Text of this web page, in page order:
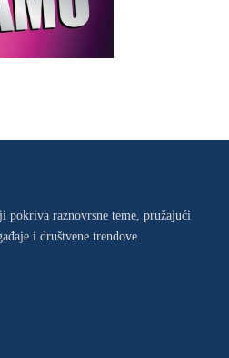
raznovrsne teme, pružajući
i društvene trendove.